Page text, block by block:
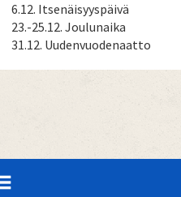
6.12. Itsenäisyyspäivä
23.-25.12. Joulunaika
31.12. Uudenvuodenaatto